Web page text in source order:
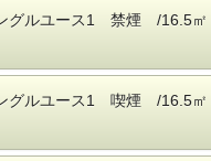
グルユース1 禁煙 /16.5㎡
グルユース1 喫煙 /16.5㎡